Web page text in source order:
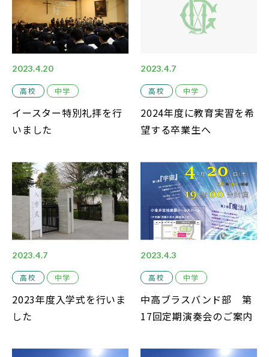
資料請求
アクセス
Instagram
採用情報
リンク
個人情報保護方針
ソーシャルメディアポリシー
中学説明会 高校説明会
閉じる
2023.4.20
高校 中学
イースター特別礼拝を行
いました
2023.4.7
高校 中学
2024年度に教育実習を希
望する卒業生へ
2023.4.7
高校 中学
2023年度入学式を行いま
した
2023.4.3
高校 中学
中高ブラスバンド部 第
17回定期演奏会のご案内